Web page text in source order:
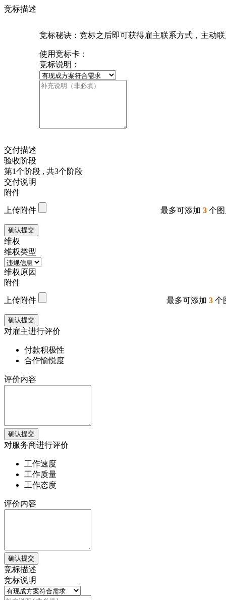
竞标描述
竞标秘诀：竞标之后即可获得雇主联系方式，主动
使用竞标卡：
竞标说明：
交付描述
验收阶段
第1个阶段 , 共3个阶段
交付说明
附件
上传附件 最多可添加 3 个
确认提交
维权
维权类型
维权原因
附件
上传附件 最多可添加 3 个
确认提交
对雇主进行评价
付款积极性
合作愉悦度
评价内容
确认提交
对服务商进行评价
工作速度
工作质量
工作态度
评价内容
确认提交
竞标描述
竞标说明